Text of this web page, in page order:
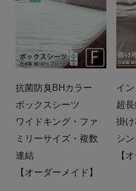
抗菌防臭BHカラー
ボックスシーツ
ワイドキング・ファ
ミリーサイズ・複数
連結
【オーダーメイド】
イ
超
掛
シ
【